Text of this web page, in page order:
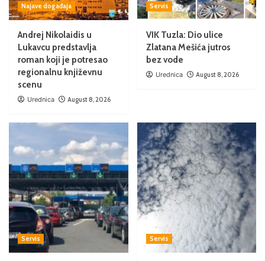
Najave događaja
Andrej Nikolaidis u
Lukavcu predstavlja
roman koji je potresao
regionalnu književnu
scenu
Urednica August 8, 2026
Servis
VIK Tuzla: Dio ulice
Zlatana Mešića jutros
bez vode
Urednica August 8, 2026
Servis Servis